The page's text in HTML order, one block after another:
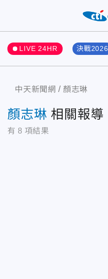
LIVE 24HR 決戰2026
中天新聞網 顏志琳
顏志琳 相關報導
有 8 項結果